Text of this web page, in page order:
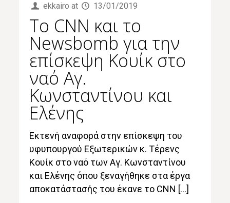
ekkairo at 13/01/2019
To CNN και το
Νewsbomb για την
επίσκεψη Κουίκ στο
ναό Αγ.
Κωνσταντίνου και
Ελένης
Εκτενή αναφορά στην επίσκεψη του
υφυπουργού Εξωτερικών κ. Τέρενς
Κουίκ στο ναό των Αγ. Κωνσταντίνου
και Ελένης όπου ξεναγήθηκε στα έργα
αποκατάστασής του έκανε το CNN […]